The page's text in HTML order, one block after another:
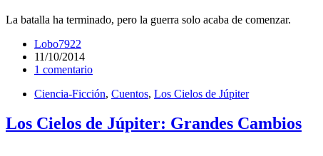
La batalla ha terminado, pero la guerra solo acaba de comenzar.
Lobo7922
11/10/2014
1 comentario
Ciencia-Ficción, Cuentos, Los Cielos de Júpiter
Los Cielos de Júpiter: Grandes Cambios